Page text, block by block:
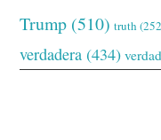
Trump (510) truth
verdadera (434)